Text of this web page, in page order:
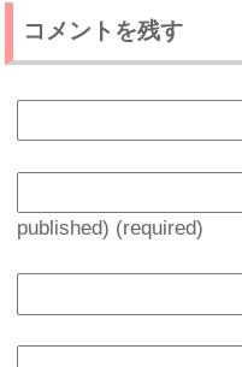
コメントを残す
published) (required)